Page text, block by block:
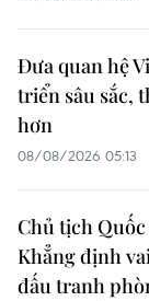
Đưa quan hệ
triển sâu sắc,
hơn
08/08/2026 05:13
Chủ tịch
Khẳng định
đấu tranh